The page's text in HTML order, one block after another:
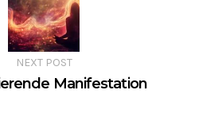
NEXT POST
Manifestation